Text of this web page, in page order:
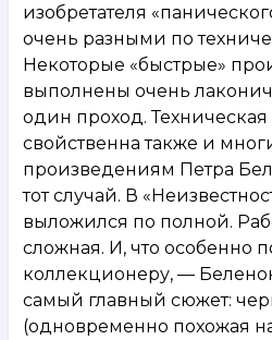
изобретателя
очень разными по
Некоторые «быстрые»
выполнены очень
один проход. Техническая
свойственна также и
произведениям Петра
тот случай. В
выложился по полной.
сложная. И, что особенно
коллекционеру, —
самый главный сюжет:
(одновременно похожая